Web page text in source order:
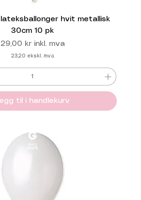
hvit metallisk
30cm 10 pk
Pris
29,00 kr inkl. mva
23,20 ekskl. mva
til i handlekurv